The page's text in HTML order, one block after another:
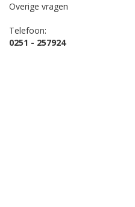
Overige vragen
Telefoon:
0251 - 257924